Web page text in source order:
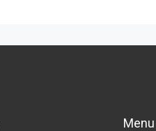
Menu